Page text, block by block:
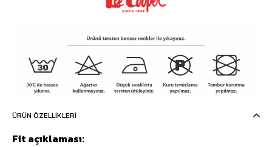
ÜRÜN ÖZELLIKLERI
Fit açıklaması: